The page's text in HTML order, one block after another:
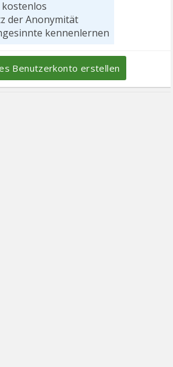
kostenlos
der Anonymität
kennenlernen
Benutzerkonto erstellen